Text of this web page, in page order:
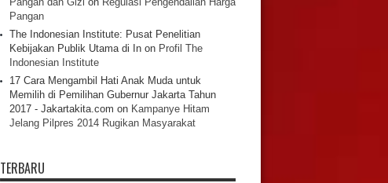
Pangan
The Indonesian Institute: Pusat Penelitian
Kebijakan Publik Utama di Inon Profil The
Indonesian Institute
17 Cara Mengambil Hati Anak Muda untuk
Memilih di Pemilihan Gubernur Jakarta Tahun
2017 - Jakartakita.com on Kampanye Hitam
Jelang Pilpres 2014 Rugikan Masyarakat
TERBARU